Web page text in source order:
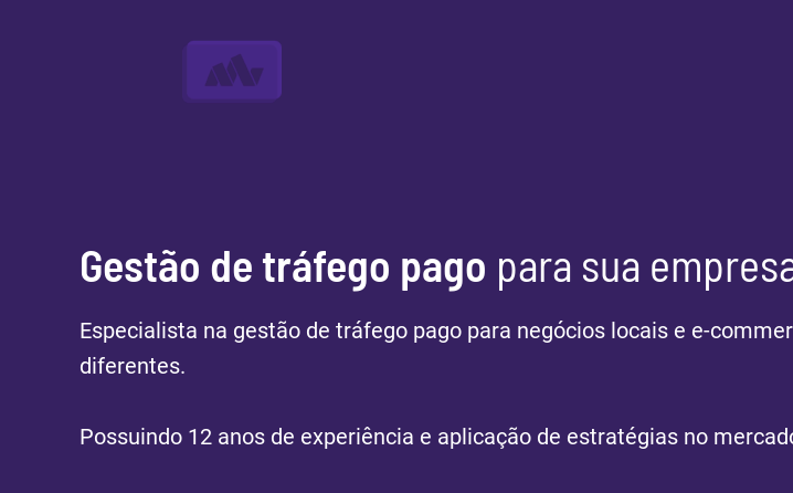
Gestão de tráfego pago para sua
Especialista na gestão de tráfego pago para negócios locais e e-
diferentes.
Possuindo 12 anos de experiência e aplicação de estratégias no